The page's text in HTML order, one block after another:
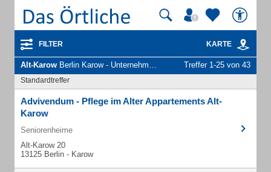
FILTER KARTE
Alt-Karow Berlin Karow - Unternehmen und Personen Treffer 1-25 von 43
Standardtreffer
Advivendum - Pflege im Alter Appartements Alt-
Karow
Seniorenheime
Alt-Karow 20
13125 Berlin - Karow